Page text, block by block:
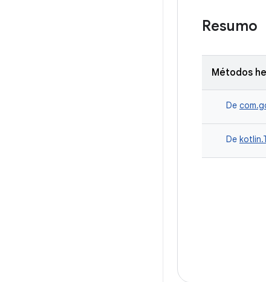
Resumo
Métodos
De
De